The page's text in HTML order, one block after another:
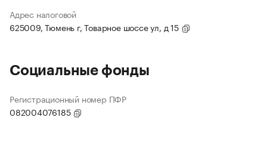
Адрес налоговой
625009, Тюмень г, Товарное шоссе ул, д 15
Социальные фонды
Регистрационный номер ПФР
082004076185